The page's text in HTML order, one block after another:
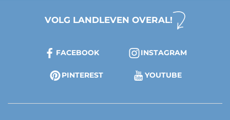
VOLG LANDLEVEN OVERAL!
FACEBOOK INSTAGRAM
PINTEREST YOUTUBE